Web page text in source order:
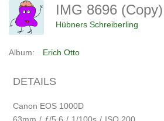
IMG 8696 (Copy)
Hübners Schreiberling
Album: Erich Otto
DETAILS
Canon EOS 1000D
63mm / ƒ/5.6 / 1/100s / ISO 200